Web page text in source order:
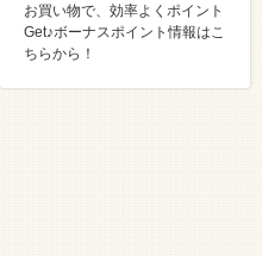
お買い物で、効率よくポイント
Get♪ボーナスポイント情報はこ
ちらから！